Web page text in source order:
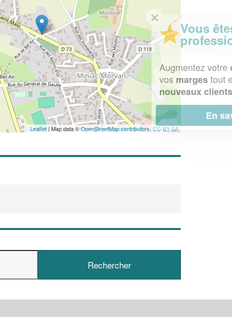
Leaflet| Map data ©OpenStreetMap contributors, CC-BY-SA
✕
Vous êtes un
professionnel ?
Augmentez votrechiffre d'affaireset
vosmargestout en gagnant de
nouveaux clients
En savoir plus